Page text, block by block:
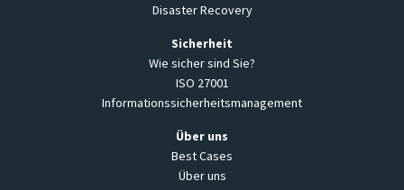
Disaster Recovery
Sicherheit
Wie sicher sind Sie?
ISO 27001
Informationssicherheitsmanagement
Über uns
Best Cases
Über uns